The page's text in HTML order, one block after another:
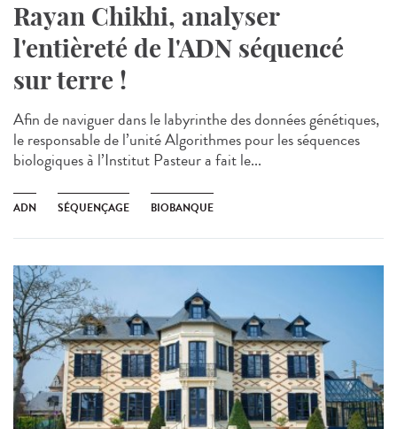
Rayan Chikhi, analyser
l'entièreté de l'ADN séquencé
sur terre !
Afin de naviguer dans le labyrinthe des données génétiques,
le responsable de l’unité Algorithmes pour les séquences
biologiques à l’Institut Pasteur a fait le...
ADN SÉQUENÇAGE BIOBANQUE